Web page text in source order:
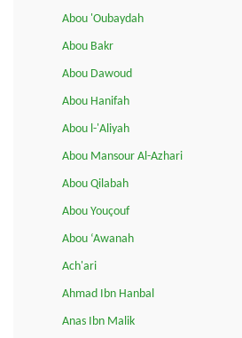
Abou 'Oubaydah
Abou Bakr
Abou Dawoud
Abou Hanifah
Abou l-'Aliyah
Abou Mansour Al-Azhari
Abou Qilabah
Abou Youçouf
Abou ‘Awanah
Ach'ari
Ahmad Ibn Hanbal
Anas Ibn Malik